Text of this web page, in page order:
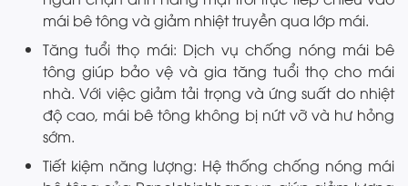
mái bê tông và giảm nhiệt truyền qua lớp mái.
Tăng tuổi thọ mái: Dịch vụ chống nóng mái bê
tông giúp bảo vệ và gia tăng tuổi thọ cho mái
nhà. Với việc giảm tải trọng và ứng suất do nhiệt
độ cao, mái bê tông không bị nứt vỡ và hư hỏng
sớm.
Tiết kiệm năng lượng: Hệ thống chống nóng mái